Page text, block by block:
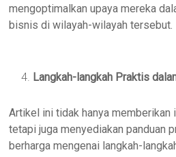
mengoptimalkan upaya mereka
bisnis di wilayah-wilayah tersebut.
Langkah-langkah Praktis
Artikel ini tidak hanya
tetapi juga menyediakan panduan
berharga mengenai langkah-